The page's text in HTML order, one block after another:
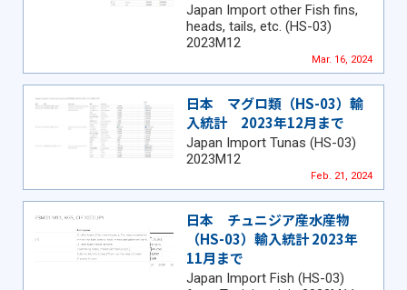
Japan Import other Fish fins,
heads, tails, etc. (HS-03)
2023M12
Mar. 16, 2024
日本 マグロ類（HS-03）輸
入統計 2023年12月まで
Japan Import Tunas (HS-03)
2023M12
Feb. 21, 2024
日本 チュニジア産水産物
（HS-03）輸入統計 2023年
11月まで
Japan Import Fish (HS-03)